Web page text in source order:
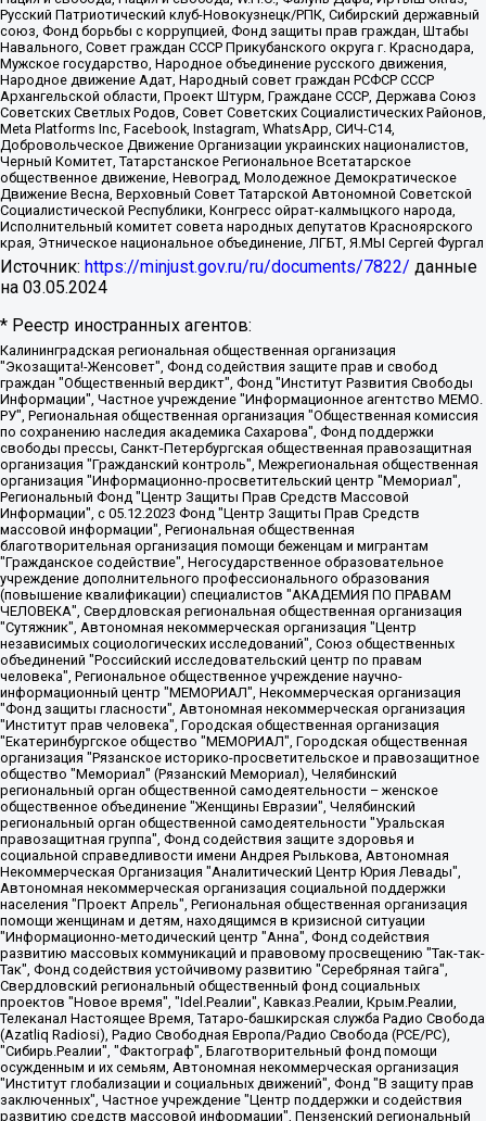
Русский Патриотический клуб-Новокузнецк/РПК, Сибирский державный
союз, Фонд борьбы с коррупцией, Фонд защиты прав граждан, Штабы
Навального, Совет граждан СССР Прикубанского округа г. Краснодара,
Мужское государство, Народное объединение русского движения,
Народное движение Адат, Народный совет граждан РСФСР СССР
Архангельской области, Проект Штурм, Граждане СССР, Держава Союз
Советских Светлых Родов, Совет Советских Социалистических Районов,
Meta Platforms Inc, Facebook, Instagram, WhatsApp, СИЧ-С14,
Добровольческое Движение Организации украинских националистов,
Черный Комитет, Татарстанское Региональное Всетатарское
общественное движение, Невоград, Молодежное Демократическое
Движение Весна, Верховный Совет Татарской Автономной Советской
Социалистической Республики, Конгресс ойрат-калмыцкого народа,
Исполнительный комитет совета народных депутатов Красноярского
края, Этническое национальное объединение, ЛГБТ, Я.МЫ Сергей Фургал
Источник: https://minjust.gov.ru/ru/documents/7822/ данные
на 03.05.2024
* Реестр иностранных агентов:
Калининградская региональная общественная организация "Экозащита!-Женсовет", Фонд содействия защите прав и свобод граждан "Общественный вердикт", Фонд "Институт Развития Свободы Информации", Частное учреждение "Информационное агентство МЕМО. РУ", Региональная общественная организация "Общественная комиссия по сохранению наследия академика Сахарова", Фонд поддержки свободы прессы, Санкт-Петербургская общественная правозащитная организация "Гражданский контроль", Межрегиональная общественная организация "Информационно-просветительский центр "Мемориал", Региональный Фонд "Центр Защиты Прав Средств Массовой Информации", с 05.12.2023 Фонд "Центр Защиты Прав Средств массовой информации", Региональная общественная благотворительная организация помощи беженцам и мигрантам "Гражданское содействие", Негосударственное образовательное учреждение дополнительного профессионального образования (повышение квалификации) специалистов "АКАДЕМИЯ ПО ПРАВАМ ЧЕЛОВЕКА", Свердловская региональная общественная организация "Сутяжник", Автономная некоммерческая организация "Центр независимых социологических исследований", Союз общественных объединений "Российский исследовательский центр по правам человека", Региональное общественное учреждение научно-информационный центр "МЕМОРИАЛ", Некоммерческая организация "Фонд защиты гласности", Автономная некоммерческая организация "Институт прав человека", Городская общественная организация "Екатеринбургское общество "МЕМОРИАЛ", Городская общественная организация "Рязанское историко-просветительское и правозащитное общество "Мемориал" (Рязанский Мемориал), Челябинский региональный орган общественной самодеятельности – женское общественное объединение "Женщины Евразии", Челябинский региональный орган общественной самодеятельности "Уральская правозащитная группа", Фонд содействия защите здоровья и социальной справедливости имени Андрея Рылькова, Автономная Некоммерческая Организация "Аналитический Центр Юрия Левады", Автономная некоммерческая организация социальной поддержки населения "Проект Апрель", Региональная общественная организация помощи женщинам и детям, находящимся в кризисной ситуации "Информационно-методический центр "Анна", Фонд содействия развитию массовых коммуникаций и правовому просвещению "Так-так-Так", Фонд содействия устойчивому развитию "Серебряная тайга", Свердловский региональный общественный фонд социальных проектов "Новое время", "Idel.Реалии", Кавказ.Реалии, Крым.Реалии, Телеканал Настоящее Время, Татаро-башкирская служба Радио Свобода (Azatliq Radiosi), Радио Свободная Европа/Радио Свобода (PCE/PC), "Сибирь.Реалии", "Фактограф", Благотворительный фонд помощи осужденным и их семьям, Автономная некоммерческая организация "Институт глобализации и социальных движений", Фонд "В защиту прав заключенных", Частное учреждение "Центр поддержки и содействия развитию средств массовой информации", Пензенский региональный общественный благотворительный фонд "Гражданский союз", "Север.Реалии", Некоммерческая организация Фонд "Правовая инициатива", Общество с ограниченной ответственностью "Радио Свободная Европа/Радио Свобода", Чешское информационное агентство "MEDIUM-ORIENT", Красноярская региональная общественная организация "Мы против СПИДа", Камалягин Денис Николаевич, Маркелов Сергей Евгеньевич, Пономарев Лев Александрович, Савицкая Людмила Алексеевна, Автономная некоммерческая организация "Центр по работе с проблемой насилия "НАСИЛИЮ.НЕТ", Межрегиональный профессиональный союз работников здравоохранения "Альянс врачей", Юридическое лицо, зарегистрированное в Латвийской Республике, SIA "Medusa Project" (регистрационный номер 40103797863, дата регистрации 10.06.2014), Некоммерческая организация "Фонд по борьбе с коррупцией", Автономная некоммерческая организация "Институт права и публичной политики", Баданин Роман Сергеевич, Гликин Максим Александрович, Железнова Мария Михайловна, Лукьянова Юлия Сергеевна, Маетная Елизавета Витальевна, Маняхин Петр Борисович, Чуракова Ольга Владимировна, Ярош Юлия Петровна, Юридическое лицо "The Insider SIA", зарегистрированное в Риге, Латвийская Республика (дата регистрации 26.06.2015), являющееся администратором доменного имени интернет-издания "The Insider SIA", https://theins.ru, Постернак Алексей Евгеньевич, Рубин Михаил Аркадьевич, Анин Роман Александрович, Юридическое лицо Istories fonds, зарегистрированное в Латвийской Республике (регистрационный номер 50008295751, дата регистрации 24.02.2020), Великовский Дмитрий Александрович, Долинина Ирина Николаевна, Мароховская Алеся Алексеевна, Шлейнов Роман Юрьевич, Шмагун Олеся Валентиновна, Общество с ограниченной ответственностью "Альтаир 2021", Общество с ограниченной ответственностью "Вега 2021", Общество с ограниченной ответственностью "Главный редактор 2021", Общество с ограниченной ответственностью "Ромашки монолит", Важенков Артем Валерьевич, Ивановская областная общественная организация "Центр гендерных исследований", Гурман Юрий Альбертович, Медиапроект "ОВД-Инфо", Егоров Владимир Владимирович, Жилинский Владимир Александрович, Общество с ограниченной ответственностью "ЗП", Иванова София Юрьевна, Карезина Инна Павловна, Кильтау Екатерина Викторовна, Петров Алексей Викторович, Пискунов Сергей Евгеньевич, Смирнов Сергей Сергеевич, Тихонов Михаил Сергеевич, Общество с ограниченной ответственностью "ЖУРНАЛИСТ-ИНОСТРАННЫЙ АГЕНТ", Арапова Галина Юрьевна, Вольтская Татьяна Анатольевна, Американская компания "Mason G.E.S. Anonymous Foundation" (США), являющаяся владельцем интернет-издания https://mnews.world/, Компания "Stichting Bellingcat", зарегистрированная в Нидерландах (дата регистрации 11.07.2018), Захаров Андрей Вячеславович, Клепиковская Екатерина Дмитриевна, Общество с ограниченной ответственностью "МЕМО", Перл Роман Александрович, Симонов Евгений Алексеевич, Соловьева Елена Анатольевна, Сотников Даниил Владимирович, Сурначева Елизавета Дмитриевна, Автономная некоммерческая организация по защите прав человека и информированию населения "Якутия – Наше Мнение", Общество с ограниченной ответственностью "Москоу диджитал медиа", с 26.01.2023 Общество с ограниченной ответственностью "Чайка Белые сады", Ветошкина Валерия Валерьевна, Заговора Максим Александрович, Межрегиональное общественное движение "Российская ЛГБТ - сеть", Оленичев Максим Владимирович, Павлов Иван Юрьевич, Скворцова Елена Сергеевна, Общество с ограниченной ответственностью "Как бы инагент", Кочетков Игорь Викторович, Общество с ограниченной ответственностью "Честные выборы", Еланчик Олег Александрович, Общество с ограниченной ответственностью "Нобелевский призыв", Гималова Регина Эмилевна, Григорьев Андрей Валерьевич, Григорьева Алина Александровна, Ассоциация по содействию защите прав призывников, альтернативнослужащих и военнослужащих "Правозащитная группа "Гражданин.Армия.Право", Хисамова Регина Фаритовна, Автономная некоммерческая организация по реализации социально-правовых программ "Лилит", Дальневосточное общественное движение "Маяк", Санкт-Петербургская ЛГБТ-инициативная группа "Выход", Инициативная группа ЛГБТ+ "Реверс", Алексеев Андрей Викторович, Бекбулатова Таисия Львовна, Беляев Иван Михайлович, Владыкина Елена Сергеевна, Гельман Марат Александрович, Никульшина Вероника Юрьевна, Толоконникова Надежда Андреевна, Шендерович Виктор Анатольевич, Общество с ограниченной ответственностью "Данное сообщение", Общество с ограниченной ответственностью Издательский дом "Новая глава", Айнбиндер Александра Александровна, Московский комьюнити-центр для ЛГБТ+инициатив, Благотворительный фонд развития филантропии, Deutsche Welle (Германия, Kurt-Schumacher-Strasse 3, 53113 Bonn), Борзунова Мария Михайловна, Воробьев Виктор Викторович, Голубева Анна Львовна, Константинова Алла Михайловна, Малкова Ирина Владимировна, Мурадов Мурад Абдулгалимович, Осетинская Елизавета Николаевна, Понасенков Евгений Николаевич, Ганапольский Матвей Юрьевич, Киселев Евгений Алексеевич, Борухович Ирина Григорьевна, Дремин Иван Тимофеевич, Дубровский Дмитрий Викторович, Красноярская региональная общественная организация поддержки и развития альтернативных образовательных технологий и межкультурных коммуникаций "ИНТЕРРА", Маяковская Екатерина Алексеевна, Фейгин Марк Захарович, Филимонов Андрей Викторович, Дзугкоева Регина Николаевна, Доброхотов Роман Александрович, Дудь Юрий Александрович, Елкин Сергей Владимирович, Кругликов Кирилл Игоревич, Сабунаева Мария Леонидовна, Семенов Алексей Владимирович, Шаинян Карен Багратович, Шульман Екатерина Михайловна, Асафьев Артур Валерьевич, Вахштайн Виктор Семенович, Венедиктов Алексей Алексеевич, Лушникова Екатерина Евгеньевна, Волков Леонид Михайлович, Невзоров Александр Глебович, Пархоменко Сергей Борисович, Сироткин Ярослав Николаевич, Кара-Мурза Владимир Владимирович, Баранова Наталья Владимировна, Гозман Леонид Яковлевич, Кагарлицкий Борис Юльевич, Климарев Михаил Валерьевич, Милов Владимир Станиславович, Автономная некоммерческая организация Краснодарский центр современного искусства "Типография", Моргенштерн Алишер Тагирович, Соболь Любовь Эдуардовна, Общество с ограниченной ответственностью "ЛИЗА НОРМ", Каспаров Гарри Кимович, Ходорковский Михаил Борисович, Общество с ограниченной ответственностью "Апрельские тезисы", Данилович Ирина Брониславовна, Кашин Олег Владимирович, Петров Николай Владимирович, Пивоваров Алексей Владимирович, Соколов Михаил Владимирович, Цветкова Юлия Владимировна, Чичваркин Евгений Александрович, Комитет против пыток/Команда против пыток, Общество с ограниченной ответственностью "Первый научный", Общество с ограниченной ответственностью "Вертолет и ко", Белоцерковская Вероника Борисовна, Кац Максим Евгеньевич, Лазарева Татьяна Юрьевна, Шаведдинов Руслан Табризович, Яшин Илья Валерьевич, Общество с ограниченной ответственностью "Иноагент ААВ", Алешковский Дмитрий Петрович, Альбац Евгения Марковна, Быков Дмитрий Львович, Галямина Юлия Евгеньевна, Лойко Сергей Леонидович, Мартынов Кирилл Константинович, Медведев Сергей Александрович, Крашенинников Федор Геннадиевич, Гордеева Катерина Вл